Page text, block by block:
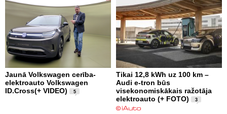
Jaunā Volkswagen cerība-
elektroauto Volkswagen
ID.Cross(+ VIDEO)
5
Tikai 12,8 kWh uz 100 km –
Audi e-tron būs
visekonomiskākais ražotāja
elektroauto (+ FOTO)
3